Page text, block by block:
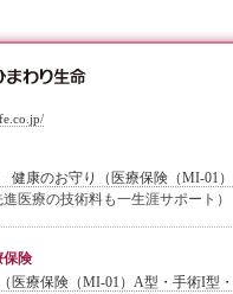
康のお守り（医療保険（MI-01
進医療の技術料も一生涯サポート）
保険
医療保険（MI-01）A型・手術I型